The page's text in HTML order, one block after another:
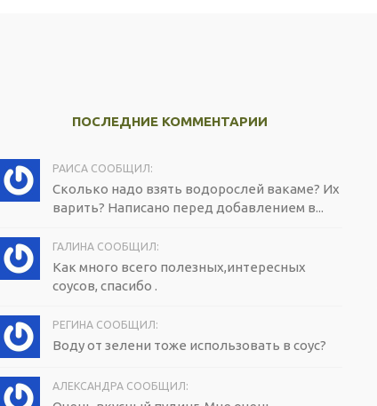
ПОСЛЕДНИЕ КОММЕНТАРИИ
РАИСА СООБЩИЛ:
Сколько надо взять водорослей вакаме? Их
варить? Написано перед добавлением в...
ГАЛИНА СООБЩИЛ:
Как много всего полезных,интересных
соусов, спасибо .
РЕГИНА СООБЩИЛ:
Воду от зелени тоже использовать в соус?
АЛЕКСАНДРА СООБЩИЛ: